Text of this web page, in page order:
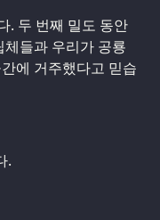
. 두 번째 밀도 동안
들과 우리가 공룡
에 거주했다고 믿습
.